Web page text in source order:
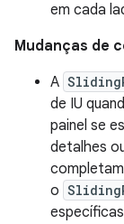
em cada
Mudanças de
A
de IU
painel se
detalhes
o